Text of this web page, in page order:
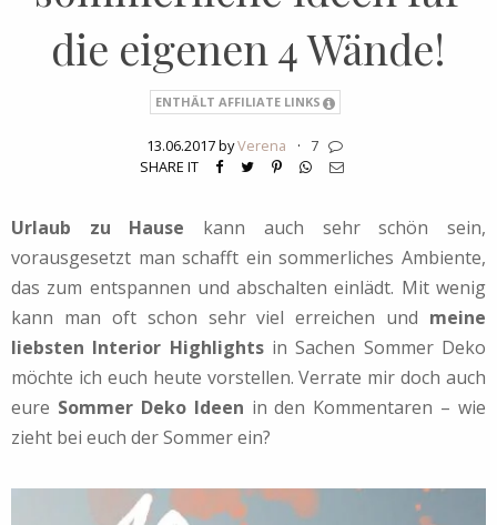
die eigenen 4 Wände!
ENTHÄLT AFFILIATE LINKS
13.06.2017 byVerena ·
7
SHARE IT
Urlaub zu Hause kann auch sehr schön sein,
vorausgesetzt man schafft ein sommerliches Ambiente,
das zum entspannen und abschalten einlädt. Mit wenig
kann man oft schon sehr viel erreichen und meine
liebsten Interior Highlightsin Sachen Sommer Deko
möchte ich euch heute vorstellen. Verrate mir doch auch
eure Sommer Deko Ideen in den Kommentaren – wie
zieht bei euch der Sommer ein?